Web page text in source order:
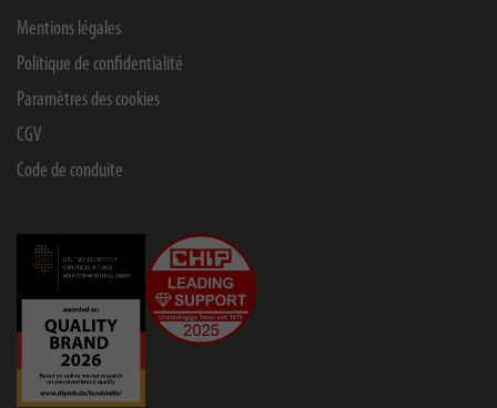
Mentions légales
Politique de confidentialité
Paramètres des cookies
CGV
Code de conduite